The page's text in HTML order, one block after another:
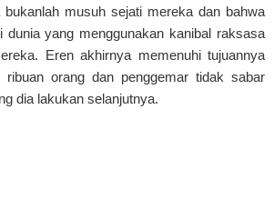
musuh sejati mereka dan bahwa
dunia yang menggunakan kanibal raksasa
Eren akhirnya memenuhi tujuannya
orang dan penggemar tidak sabar
dia lakukan selanjutnya.